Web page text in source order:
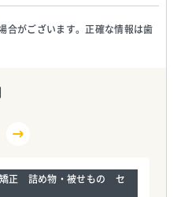
合がございます。正確な情報は歯
正 詰め物・被せもの セ